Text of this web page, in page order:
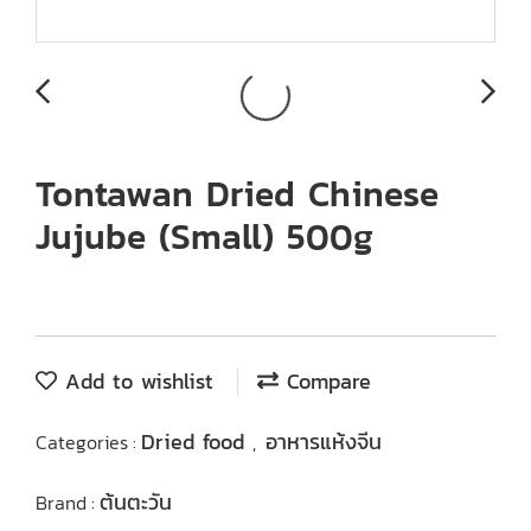
Tontawan Dried Chinese
Jujube (Small) 500g
Add to wishlist Compare
Categories : Dried food , อาหารแห้งจีน
Brand : ต้นตะวัน